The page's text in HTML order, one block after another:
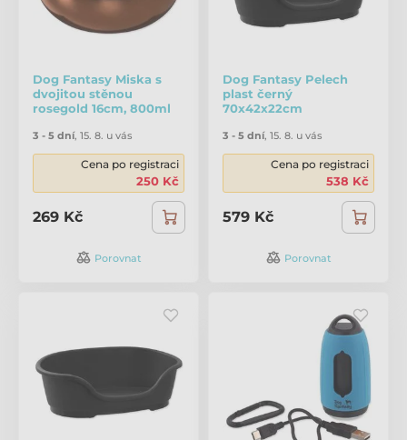
Dog Fantasy Miska s
dvojitou stěnou
rosegold 16cm, 800ml
3 - 5 dní, 15. 8. u vás
Cena po registraci
250 Kč
269 Kč
Porovnat
Dog Fantasy Pelech
plast černý
70x42x22cm
3 - 5 dní, 15. 8. u vás
Cena po registraci
538 Kč
579 Kč
Porovnat